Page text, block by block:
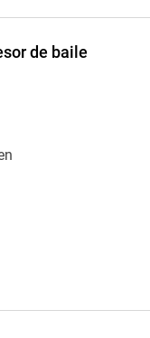
de baile